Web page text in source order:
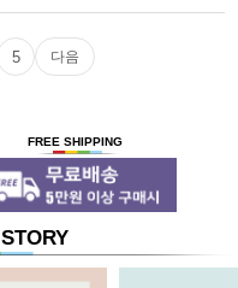
5 다음
FREE SHIPPING